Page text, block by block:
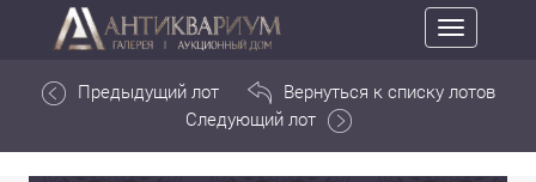
Toggle
navigation
Предыдущий лот
Вернуться к списку лотов
Следующий лот